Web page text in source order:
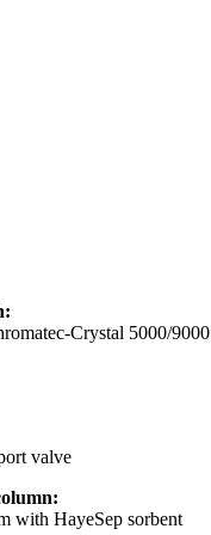
Crystal 5000/9000
valve
with HayeSep sorbent